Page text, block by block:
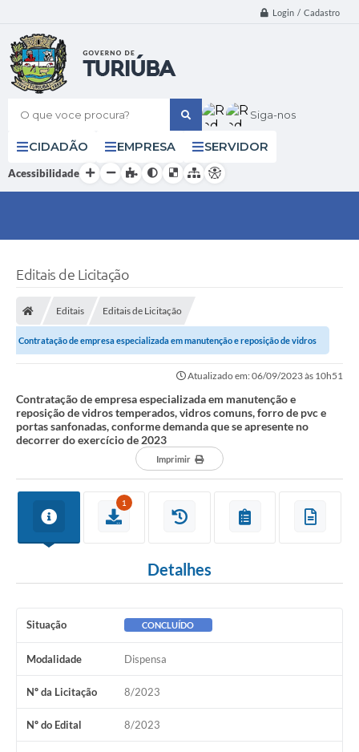
Login / Cadastro
O que voce procura? Siga-nos
CIDADÃO EMPRESA SERVIDOR
Acessibilidade
Editais de Licitação
Editais Editais de Licitação
Contratação de empresa especializada em manutenção e reposição de vidros
Atualizado em: 06/09/2023 às 10h51
Contratação de empresa especializada em manutenção e
reposição de vidros temperados, vidros comuns, forro de pvc e
portas sanfonadas, conforme demanda que se apresente no
decorrer do exercício de 2023
Imprimir
1
Detalhes
Situação CONCLUÍDO
Modalidade Dispensa
Nº da Licitação 8/2023
Nº do Edital 8/2023